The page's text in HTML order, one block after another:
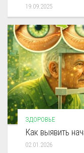
19.09.2025
ЗДОРОВЬЕ
Как выявить
02.01.2026